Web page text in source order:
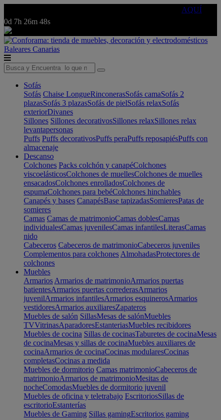
AQUÍ
0d 7h 26m 48s
Baleares Canarias
Sofás
Sofás Chaise LongueRinconerasSofás camaSofás 2
plazasSofás 3 plazasSofás de pielSofás relaxSofás
exteriorDivanes
Sillones Sillones decorativosSillones relaxSillones relax
levantapersonas
Puffs Puffs decorativosPuffs peraPuffs reposapiésPuffs con
almacenaje
Descanso
Colchones Packs colchón y canapéColchones
viscoelásticosColchones de muellesColchones de muelles
ensacadosColchones enrolladosColchones de
espumaColchones para bebéColchones hinchables
Canapés y bases CanapésBase tapizadasSomieresPatas de
somieres
Camas Camas de matrimonioCamas doblesCamas
individualesCamas juvenilesCamas infantilesLiterasCamas
nido
Cabeceros Cabeceros de matrimonioCabeceros juveniles
Complementos para colchones AlmohadasProtectores de
colchones
Muebles
Armarios Armarios de matrimonioArmarios puertas
batientesArmarios puertas correderasArmarios
juvenilArmarios infantilesArmarios esquinerosArmarios
vestidoresArmarios auxiliaresZapateros
Muebles de salón SillasMesas de salónMuebles
TVVitrinasAparadoresEstanteriasMuebles recibidores
Muebles de cocina Sillas de cocinasTaburetes de cocinaMesas
de cocinaMesas y sillas de cocinaMuebles auxiliares de
cocinaArmarios de cocinaCocinas modularesCocinas
completasCocinas a medida
Muebles de dormitorio Camas matrimonioCabeceros de
matrimonioArmarios de matrimonioMesitas de
nocheComodasMuebles de dormitorio juvenil
Muebles de oficina y teletrabajo EscritoriosSillas de
escritorioEstanterías
Muebles de Gaming Sillas gamingEscritorios gaming